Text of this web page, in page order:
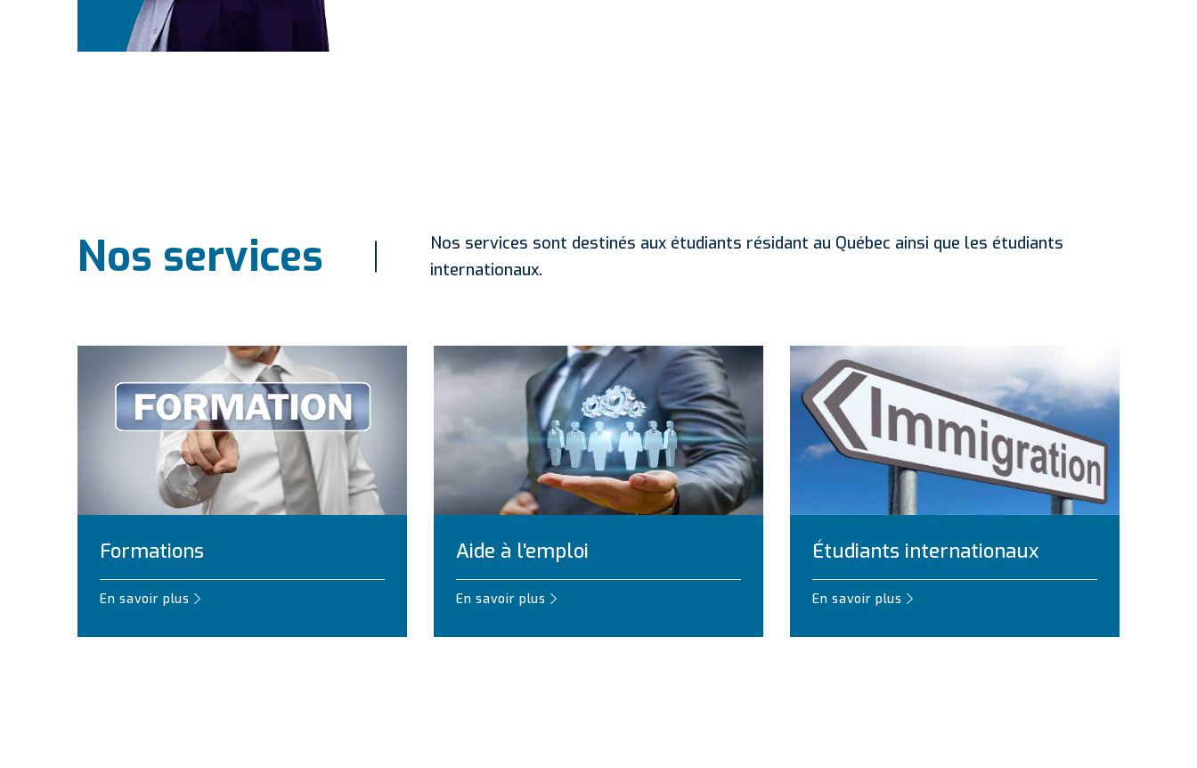
Nos services
Nos services sont destinés aux étudiants résidant au Québec ainsi que les étudiants
internationaux.
Formations
En savoir plus
Aide à l'emploi
En savoir plus
Étudiants internationaux
En savoir plus